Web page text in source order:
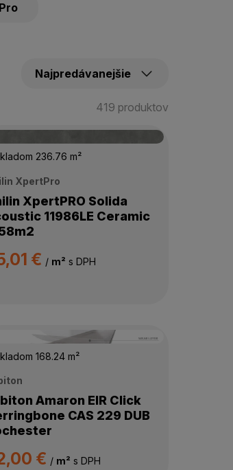
419 produktov
236.76 m²
XpertPro
XpertPRO Solida
11986LE Ceramic
€ / m² s DPH
168.24 m²
Amaron EIR Click
CAS 229 DUB
€ / m² s DPH